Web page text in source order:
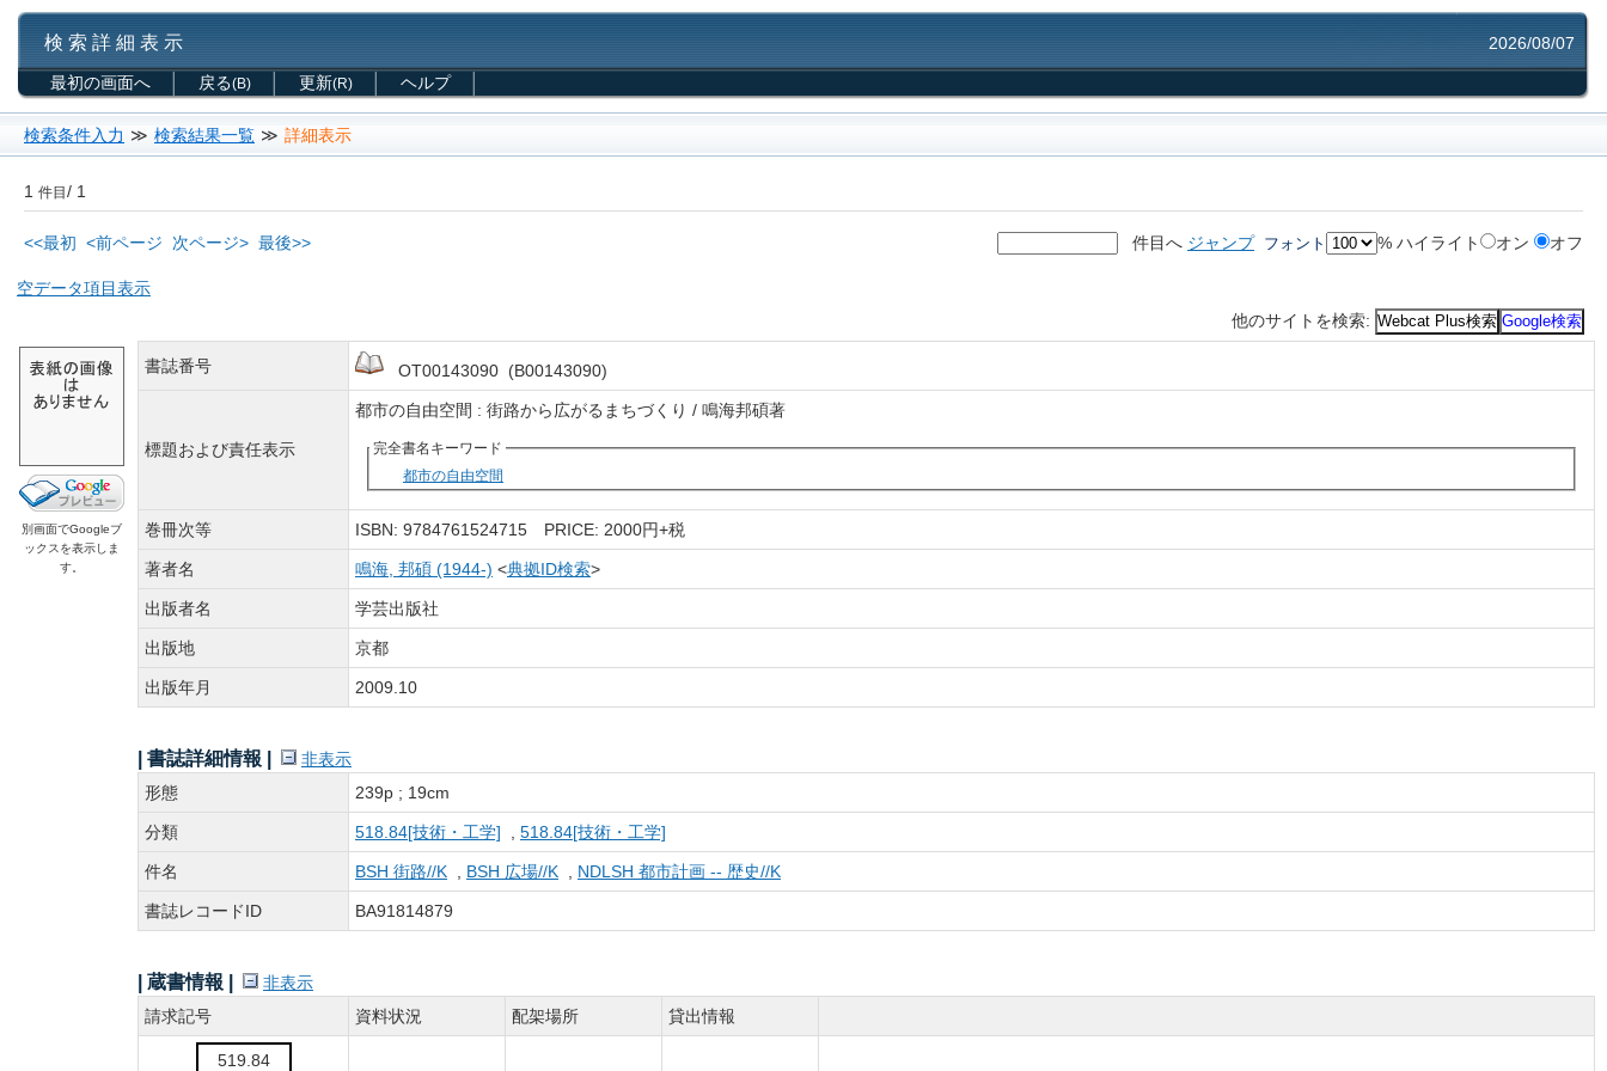
検 索 詳 細 表 示 2026/08/07
最初の画面へ 戻る(B) 更新(R) ヘルプ
検索条件入力 ≫ 検索結果一覧 ≫ 詳細表示
1 件目/ 1
<<最初 <前ページ 次ページ> 最後>> 件目へ ジャンプ フォント % ハイライト オン オフ
空データ項目表示
他のサイトを検索: Webcat Plus検索 Google検索
別画面でGoogleブ
ックスを表示しま
す。
書誌番号 OT00143090 (B00143090)
標題および責任表示
都市の自由空間 : 街路から広がるまちづくり / 鳴海邦碩著
完全書名キーワード
都市の自由空間
巻冊次等 ISBN: 9784761524715 PRICE: 2000円+税
著者名 鳴海, 邦碩 (1944-) <典拠ID検索>
出版者名 学芸出版社
出版地 京都
出版年月 2009.10
| 書誌詳細情報 |
非表示
形態
239p ; 19cm
分類 518.84[技術・工学] 518.84[技術・工学]
件名 BSH 街路//K BSH 広場//K NDLSH 都市計画 -- 歴史//K
書誌レコードID BA91814879
| 蔵書情報 |
非表示
請求記号
資料状況 配架場所 貸出情報
519.84